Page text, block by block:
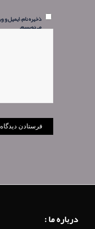
ذخیره نام، ایمیل
می‌نویسم.
درباره ما :